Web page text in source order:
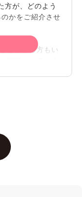
方が、どのよう
かをご紹介させ
思われる方もい
っております。
より幅広く女優
すので、地方在